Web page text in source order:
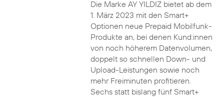
Die Marke AY YILDIZ bietet ab dem
1. März 2023 mit den Smart+
Optionen neue Prepaid Mobilfunk-
Produkte an, bei denen Kund:innen
von noch höherem Datenvolumen,
doppelt so schnellen Down- und
Upload-Leistungen sowie noch
mehr Freiminuten profitieren.
Sechs statt bislang fünf Smart+